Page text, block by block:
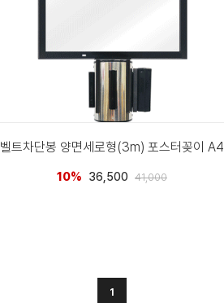
벨트차단봉 양면세로형(3m) 포스터꽂이 A4
10% 36,500 41,000
1